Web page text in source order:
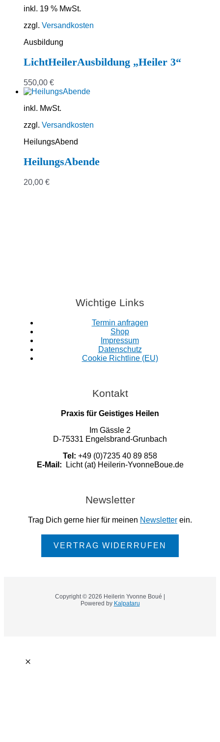
inkl. 19 % MwSt.
zzgl. Versandkosten
Ausbildung
LichtHeilerAusbildung „Heiler 3“
550,00 €
inkl. MwSt.
zzgl. Versandkosten
HeilungsAbend
HeilungsAbende
20,00 €
Wichtige Links
Termin anfragen
Shop
Impressum
Datenschutz
Cookie Richtline (EU)
Kontakt
Praxis für Geistiges Heilen
Im Gässle 2
D-75331 Engelsbrand-Grunbach
Tel: +49 (0)7235 40 89 858
E-Mail: Licht (at) Heilerin-YvonneBoue.de
Newsletter
Trag Dich gerne hier für meinen Newsletter ein.
VERTRAG WIDERRUFEN
Copyright © 2026 Heilerin Yvonne Boué |
Powered by Kalpataru